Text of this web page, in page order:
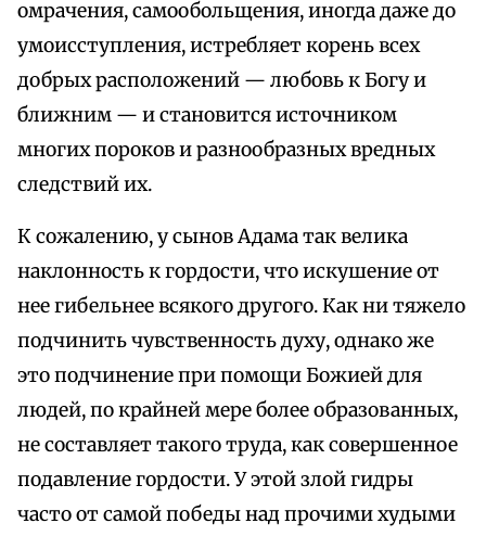
омрачения, самообольщения, иногда даже до
умоисступления, истребляет корень всех
добрых расположений — любовь к Богу и
ближним — и становится источником
многих пороков и разнообразных вредных
следствий их.
К сожалению, у сынов Адама так велика
наклонность к гордости, что искушение от
нее гибельнее всякого другого. Как ни тяжело
подчинить чувственность духу, однако же
это подчинение при помощи Божией для
людей, по крайней мере более образованных,
не составляет такого труда, как совершенное
подавление гордости. У этой злой гидры
часто от самой победы над прочими худыми